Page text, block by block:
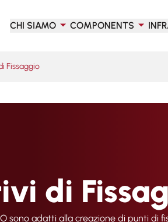
CHI SIAMO
COMPONENTS
Fissaggio
di
sono adatti alla creazione di punti di